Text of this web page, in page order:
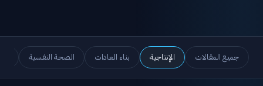
جميع المقالات الإنتاجية بناء العادات الصحة النفسية